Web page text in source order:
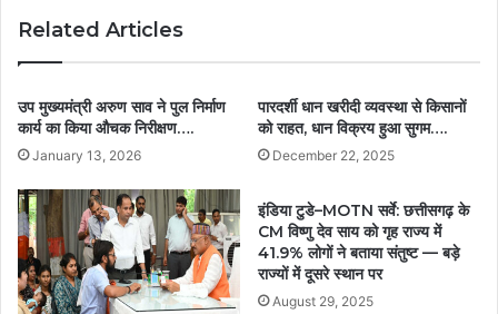
Related Articles
उप मुख्यमंत्री अरुण साव ने पुल निर्माण
कार्य का किया औचक निरीक्षण….
January 13, 2026
पारदर्शी धान खरीदी व्यवस्था से किसानों
को राहत, धान विक्रय हुआ सुगम….
December 22, 2025
इंडिया टुडे–MOTN सर्वे: छत्तीसगढ़ के
CM विष्णु देव साय को गृह राज्य में
41.9% लोगों ने बताया संतुष्ट — बड़े
राज्यों में दूसरे स्थान पर
August 29, 2025